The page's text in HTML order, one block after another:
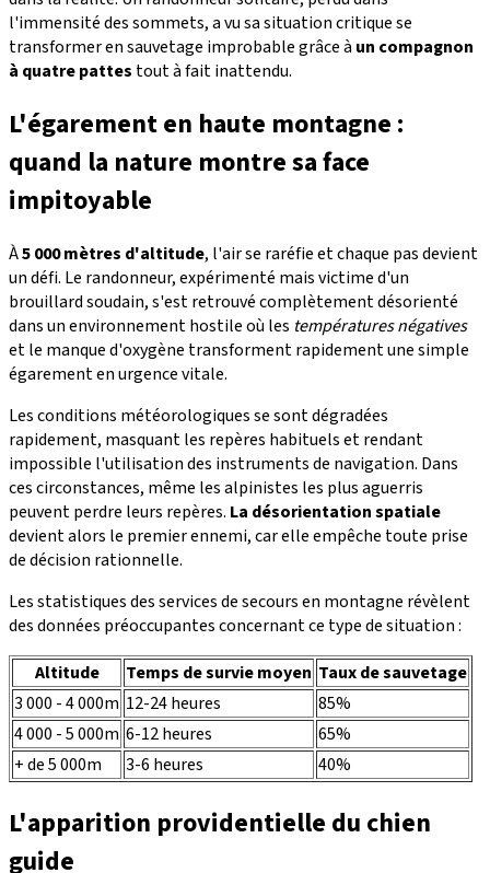
l'immensité des sommets, a vu sa situation critique se
transformer en sauvetage improbable grâce à un compagnon
à quatre pattes tout à fait inattendu.
L'égarement en haute montagne :
quand la nature montre sa face
impitoyable
À5 000 mètres d'altitude, l'air se raréfie et chaque pas devient
un défi. Le randonneur, expérimenté mais victime d'un
brouillard soudain, s'est retrouvé complètement désorienté
dans un environnement hostile où les températures négatives
et le manque d'oxygène transforment rapidement une simple
égarement en urgence vitale.
Les conditions météorologiques se sont dégradées
rapidement, masquant les repères habituels et rendant
impossible l'utilisation des instruments de navigation. Dans
ces circonstances, même les alpinistes les plus aguerris
peuvent perdre leurs repères. La désorientation spatiale
devient alors le premier ennemi, car elle empêche toute prise
de décision rationnelle.
Les statistiques des services de secours en montagne révèlent
des données préoccupantes concernant ce type de situation :
Altitude
Temps de survie moyen Taux de sauvetage
3 000 - 4 000m 12-24 heures
85%
4 000 - 5 000m 6-12 heures
65%
+ de 5 000m
3-6 heures 40%
L'apparition providentielle du chien
guide